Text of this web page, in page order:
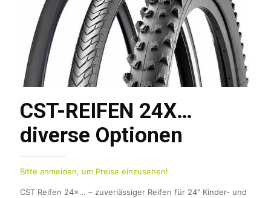
CST-REIFEN 24X…
diverse Optionen
Bitte anmelden, um Preise einzusehen!
CST Reifen 24×… – zuverlässiger Reifen für 24″ Kinder- und